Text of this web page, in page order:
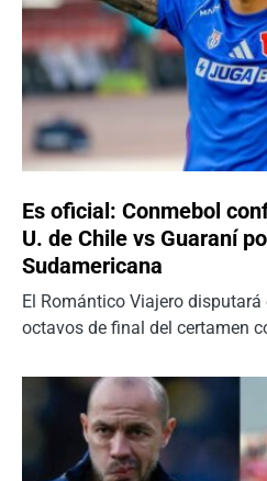
Es oficial: Conmebol
U. de Chile vs Guaraní
Sudamericana
El Romántico Viajero
octavos de final del certamen